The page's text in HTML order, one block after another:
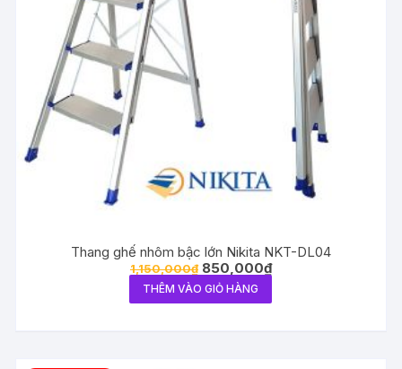
Thang ghế nhôm bậc lớn Nikita NKT-DL04
1,150,000₫ 850,000₫
THÊM VÀO GIỎ HÀNG